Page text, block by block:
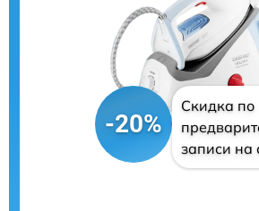
-20%
Скидка по
записи на